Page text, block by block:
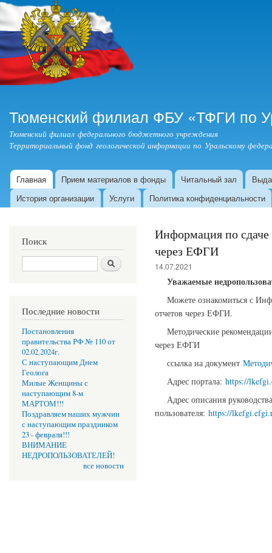
Тюменский филиал ФБУ «ТФГИ по
Тюменский филиал федерального бюджетного учреждения
Территориальный фонд геологической информации по Уральскому
Главное меню
Главная Прием материалов в фонды Читальный зал
История организации
Услуги Политика конфиденциальности
Поиск
Поиск
Последние новости
Постановления
правительства РФ № 110 от
02.02.2024г.
С наступающим Днем
Геолога
Милые Женщины с
наступающим 8-м
МАРТОМ!!!
Поздравляем наших мужчин
с наступающим праздником
23 - февраля!!!
ВНИМАНИЕ
НЕДРОПОЛЬЗОВАТЕЛЕЙ!
все новости
Информация по сдаче
через ЕФГИ
14.07.2021
Уважаемые
Можете ознакомиться с
отчетов через ЕФГИ.
Методические
через ЕФГИ
ссылка на документ
Адрес портала: https://
Адрес описания руководства
пользователя: https://